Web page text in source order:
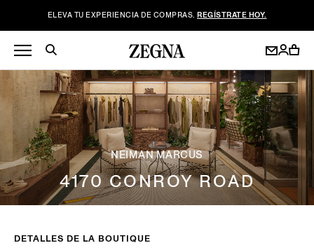
ELEVA TU EXPERIENCIA DE COMPRAS. REGÍSTRATE HOY.
NEIMAN MARCUS
4170 CONROY ROAD
DETALLES DE LA BOUTIQUE